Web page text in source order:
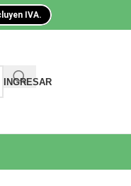
IVA.
INGRESAR